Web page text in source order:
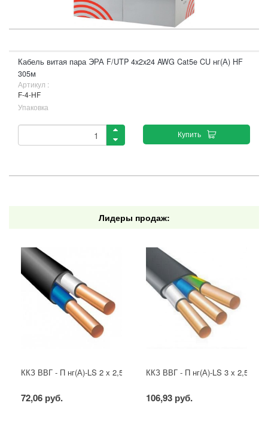
Кабель витая пара ЭРА F/UTP 4x2x24 AWG Cat5e CU нг(А) HF
305м
Артикул :
F-4-HF
Упаковка
Купить
Лидеры продаж:
ККЗ ВВГ - П нг(А)-LS 2 х 2,5 ГОСТ
72,06 руб.
ККЗ ВВГ - П нг(А)-LS 3 х 2,5
106,93 руб.